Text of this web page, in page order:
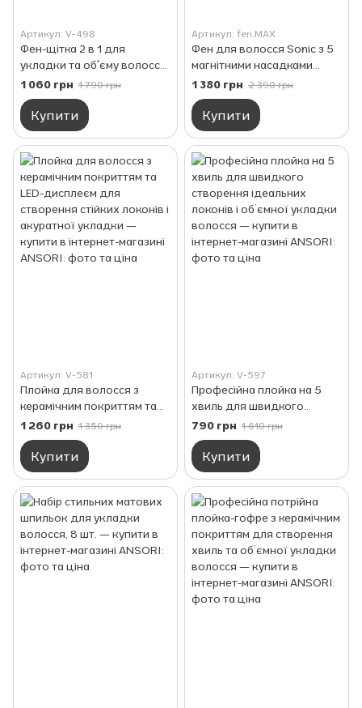
Артикул: V-498
Фен-щітка 2 в 1 для
укладки та об'єму волосся
з функцією обертання
1 060 грн 1 790 грн
Купити
Артикул: fen.MAX
Фен для волосся Sonic з 5
магнітними насадками
Fuchsia
1 380 грн 2 390 грн
Купити
Артикул: V-581
Плойка для волосся з
керамічним покриттям та
LED-дисплеєм для
створення стійких локонів і
акуратної укладки
1 260 грн 1 350 грн
Купити
Артикул: V-597
Професійна плойка на 5
хвиль для швидкого
створення ідеальних
локонів і об’ємної укладки
волосся
790 грн 1 610 грн
Купити